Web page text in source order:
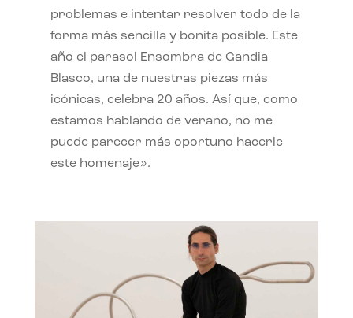
problemas e intentar resolver todo de la
forma más sencilla y bonita posible. Este
año el parasol Ensombra de Gandia
Blasco, una de nuestras piezas más
icónicas, celebra 20 años. Así que, como
estamos hablando de verano, no me
puede parecer más oportuno hacerle
este homenaje».